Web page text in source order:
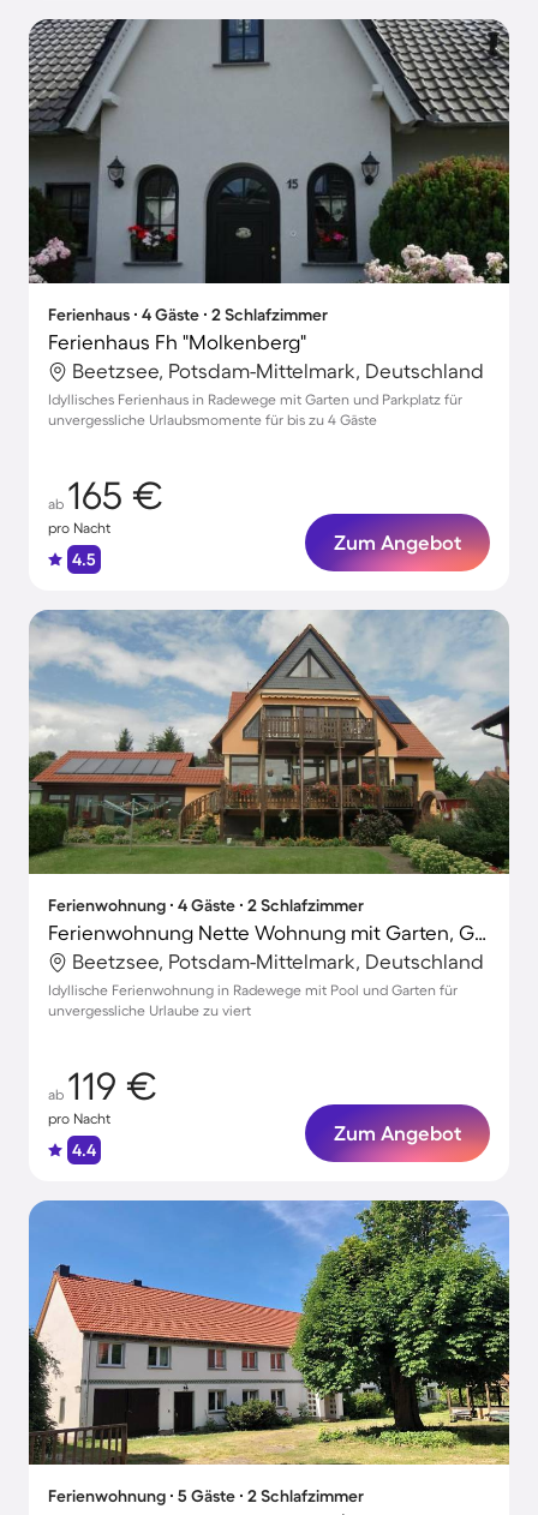
Ferienhaus ∙ 4 Gäste ∙ 2 Schlafzimmer
Ferienhaus Fh "Molkenberg"
Beetzsee, Potsdam-Mittelmark, Deutschland
Idyllisches Ferienhaus in Radewege mit Garten und Parkplatz für
unvergessliche Urlaubsmomente für bis zu 4 Gäste
ab 165 €
pro Nacht
4.5
Zum Angebot
Ferienwohnung ∙ 4 Gäste ∙ 2 Schlafzimmer
Ferienwohnung Nette Wohnung mit Garten, Grill und Pool
Beetzsee, Potsdam-Mittelmark, Deutschland
Idyllische Ferienwohnung in Radewege mit Pool und Garten für
unvergessliche Urlaube zu viert
ab 119 €
pro Nacht
4.4
Zum Angebot
Ferienwohnung ∙ 5 Gäste ∙ 2 Schlafzimmer